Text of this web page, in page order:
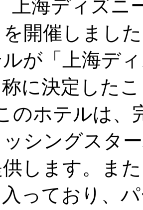
上海ディズニ
開催しまし
が「上海デ
に決定した
のホテルは、
ッシングスタ
します。ま
っており、